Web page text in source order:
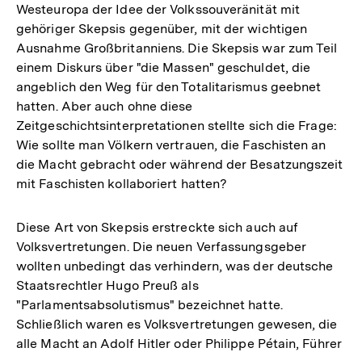
Westeuropa der Idee der Volkssouveränität mit
gehöriger Skepsis gegenüber, mit der wichtigen
Ausnahme Großbritanniens. Die Skepsis war zum Teil
einem Diskurs über "die Massen" geschuldet, die
angeblich den Weg für den Totalitarismus geebnet
hatten. Aber auch ohne diese
Zeitgeschichtsinterpretationen stellte sich die Frage:
Wie sollte man Völkern vertrauen, die Faschisten an
die Macht gebracht oder während der Besatzungszeit
mit Faschisten kollaboriert hatten?
Diese Art von Skepsis erstreckte sich auch auf
Volksvertretungen. Die neuen Verfassungsgeber
wollten unbedingt das verhindern, was der deutsche
Staatsrechtler Hugo Preuß als
"Parlamentsabsolutismus" bezeichnet hatte.
Schließlich waren es Volksvertretungen gewesen, die
alle Macht an Adolf Hitler oder Philippe Pétain, Führer